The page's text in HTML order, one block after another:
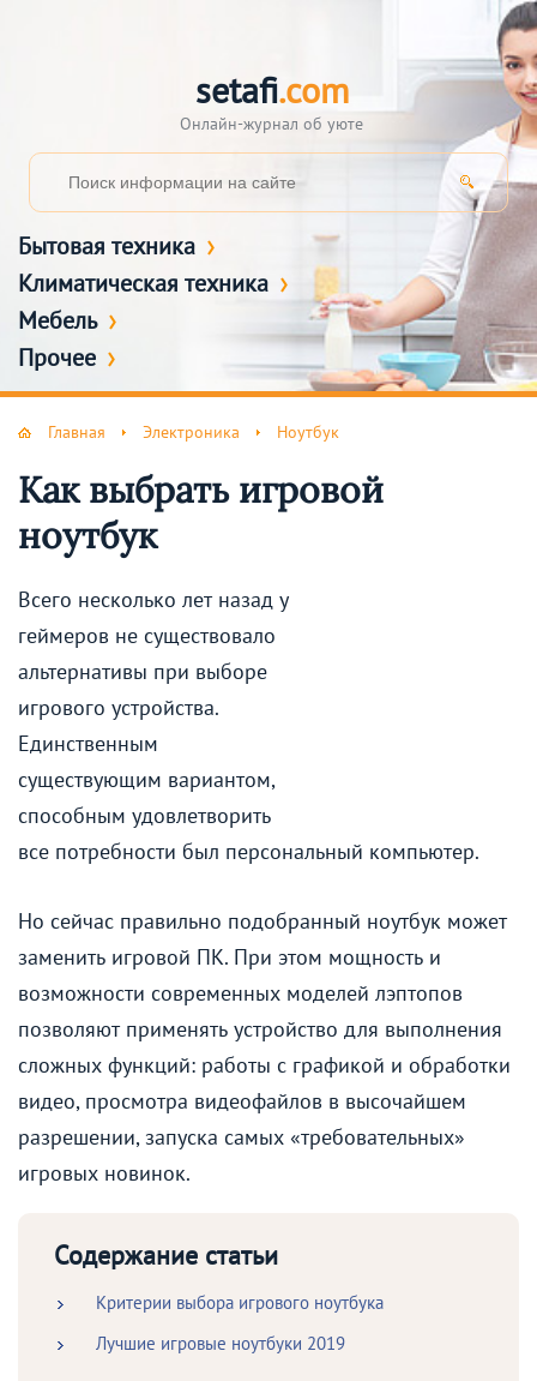
setafi.com
Онлайн-журнал об уюте
Бытовая техника
Климатическая техника
Мебель
Прочее
Главная Электроника Ноутбук
Как выбрать игровой
ноутбук
Всего несколько лет назад у
геймеров не существовало
альтернативы при выборе
игрового устройства.
Единственным
существующим вариантом,
способным удовлетворить
все потребности был персональный компьютер.
Но сейчас правильно подобранный ноутбук может
заменить игровой ПК. При этом мощность и
возможности современных моделей лэптопов
позволяют применять устройство для выполнения
сложных функций: работы с графикой и обработки
видео, просмотра видеофайлов в высочайшем
разрешении, запуска самых «требовательных»
игровых новинок.
Содержание статьи
Критерии выбора игрового ноутбука
Лучшие игровые ноутбуки 2019